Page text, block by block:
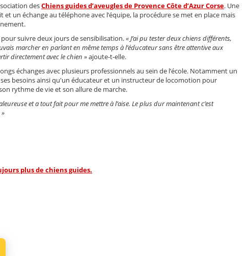
desChiens guides d’aveugles de Provence Côte d’Azur Corse. Une
un échange au téléphone avec l’équipe, la procédure se met en place mais
suivre deux jours de sensibilisation.« J’ai pu tester deux chiens différents,
marcher en parlant en même temps à l’éducateur sans être attentive aux
directement avec le chien »ajoute-t-elle.
échanges avec plusieurs professionnels au sein de l’école. Notamment un
besoins ainsi qu'un éducateur et un instructeur de locomotion pour
rythme de vie et son allure de marche.
et a tout fait pour me mettre à l’aise. Le plus dur maintenant c’est
plus de chiens guides.